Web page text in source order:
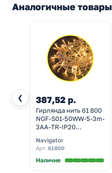
Аналогичные товары
❮ 387,52 р.
Гирлянда нить 61 800
NGF-S01-50WW-5-3m-
3AA-TR-IP20
свечение, теплый
белый
Navigator
Арт. 61800
Наличие